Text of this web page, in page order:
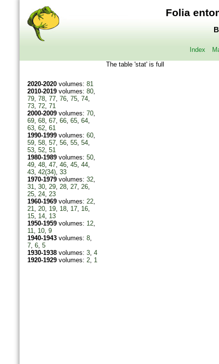
Folia
Index
2020-2020volumes: 81
2010-2019volumes: 80,
79, 78, 77, 76, 75, 74,
73, 72, 71
2000-2009volumes: 70,
69, 68, 67, 66, 65, 64,
63, 62, 61
1990-1999volumes: 60,
59, 58, 57, 56, 55, 54,
53, 52, 51
1980-1989volumes: 50,
49, 48, 47, 46, 45, 44,
43, 42(34), 33
1970-1979volumes: 32,
31, 30, 29, 28, 27, 26,
25, 24, 23
1960-1969volumes: 22,
21, 20, 19, 18, 17, 16,
15, 14, 13
1950-1959volumes: 12,
11, 10, 9
1940-1943volumes: 8,
7, 6, 5
1930-1938volumes: 3, 4
1920-1929volumes: 2, 1
The table 'stat' is full